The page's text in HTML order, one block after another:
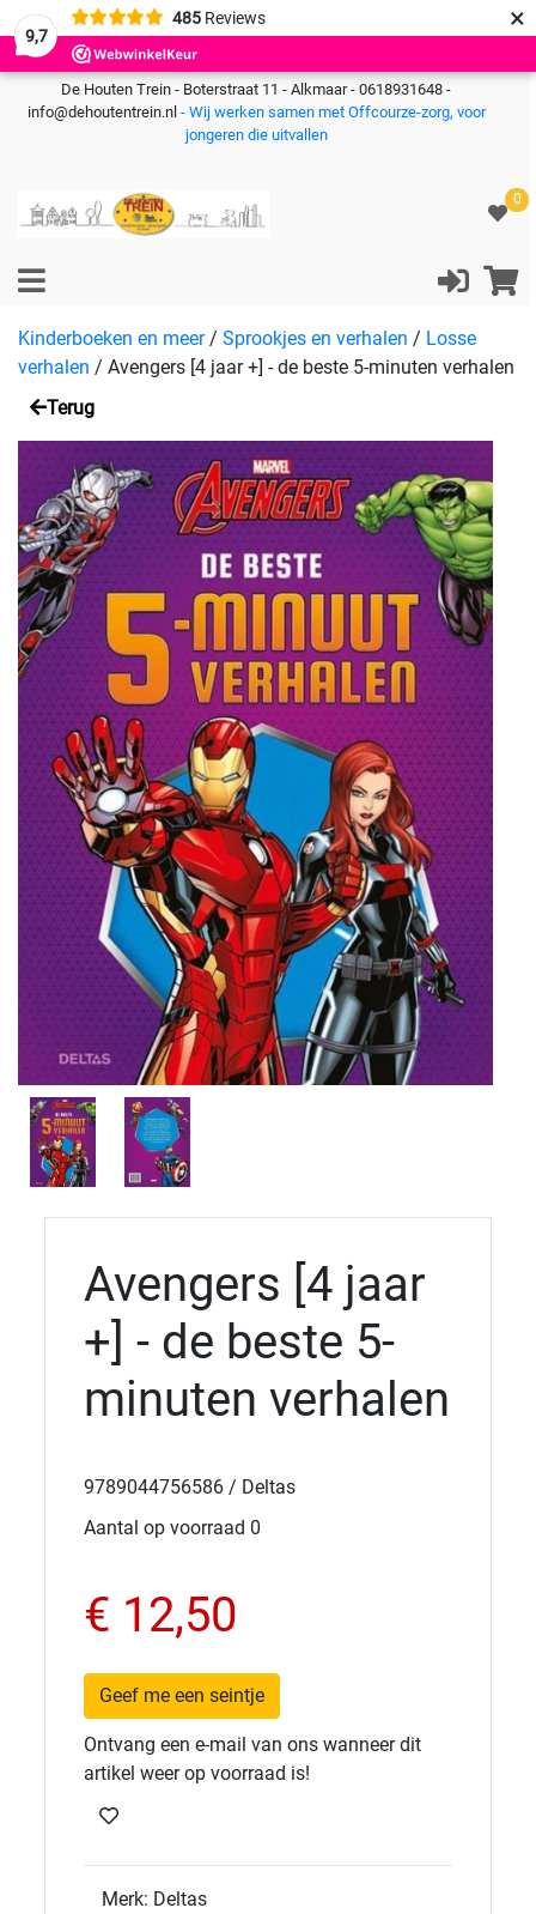
9,7
485 Reviews ×
De Houten Trein - Boterstraat 11 - Alkmaar - 0618931648 -
info@dehoutentrein.nl - Wij werken samen met Offcourze-zorg, voor
jongeren die uitvallen
0
Kinderboeken en meer / Sprookjes en verhalen / Losse
verhalen / Avengers [4 jaar +] - de beste 5-minuten verhalen
Terug
Avengers [4 jaar
+] - de beste 5-
minuten verhalen
9789044756586 / Deltas
Aantal op voorraad 0
€ 12,50
Geef me een seintje
Ontvang een e-mail van ons wanneer dit
artikel weer op voorraad is!
Merk: Deltas